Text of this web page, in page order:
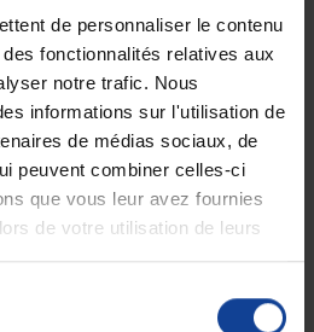
de personnaliser le contenu
fonctionnalités relatives aux
notre trafic. Nous
informations sur l'utilisation de
de médias sociaux, de
peuvent combiner celles-ci
que vous leur avez fournies
de votre utilisation de leurs
sont spécialement conçues pour les
du traitement du diabète. Stériles et
aux patients insulinodépendants et
stylos injecteurs dédiés au traitement
:
à retirer après avoir vissé l’aiguille sur
cinq codes couleur permettent de